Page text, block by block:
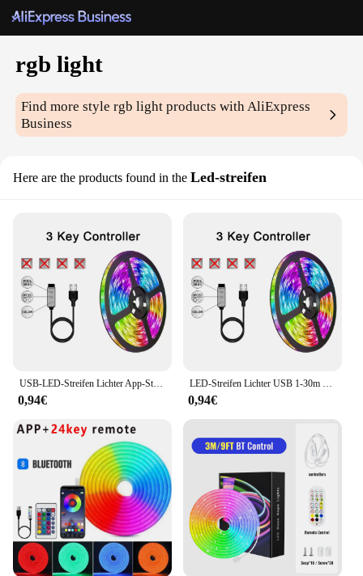
rgb light
Find more stylergb light products with AliExpress
Business
Here are the products found in the Led-streifen
USB-LED-Streifen Lichter App-Steuerung Farbwechsel RGB LED-Licht flexible Lampe Band für Raum dekoration TV Hintergrund beleuchtung Diode
0,94€
LED-Streifen Lichter USB 1-30m RGB 5050 Bluetooth App Steuerung Luces LED flexible Diode TV Hintergrund beleuchtung Raum dekoration Lampe Band
0,94€